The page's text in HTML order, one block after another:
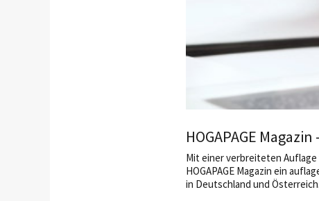
HOGAPAGE
Mit einer verbreiteten Auflage
HOGAPAGE Magazin ein
in Deutschland und Österreich.